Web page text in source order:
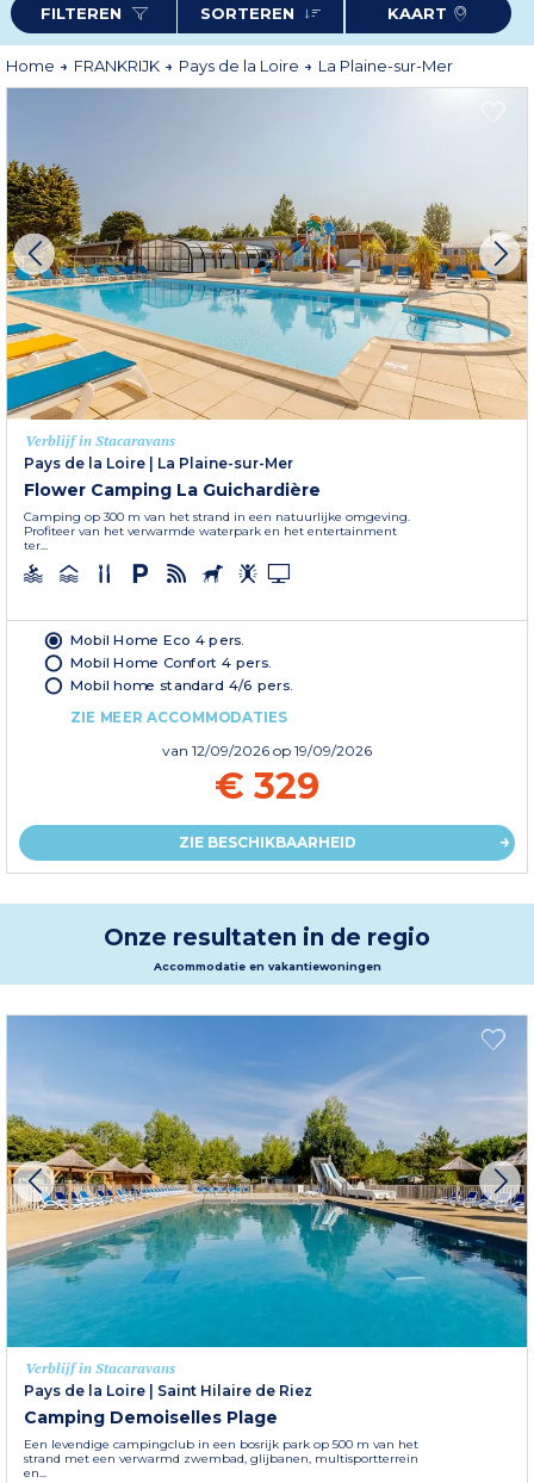
Plaine-sur-Mer om de ideale accommodatie te vinden voor uw verblijf in
Loire-Atlantique.
FILTEREN SORTEREN KAART
Home FRANKRIJK Pays de la Loire La Plaine-sur-Mer
Verblijf in Stacaravans
Pays de la Loire
La Plaine-sur-Mer
Flower Camping La Guichardière
Camping op 300 m van het strand in een natuurlijke omgeving.
Profiteer van het verwarmde waterpark en het entertainment
ter...
Mobil Home Eco 4 pers.
Mobil Home Confort 4 pers.
Mobil home standard 4/6 pers.
ZIE MEER ACCOMMODATIES
van 12/09/2026 op 19/09/2026
€ 329
ZIE BESCHIKBAARHEID
Onze resultaten in de regio
Accommodatie en vakantiewoningen
Verblijf in Stacaravans
Pays de la Loire
Saint Hilaire de Riez
Camping Demoiselles Plage
Een levendige campingclub in een bosrijk park op 500 m van het
strand met een verwarmd zwembad, glijbanen, multisportterrein
en...